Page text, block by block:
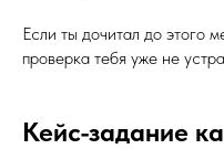
Если ты дочитал до этого
проверка тебя уже не
Кейс-задание